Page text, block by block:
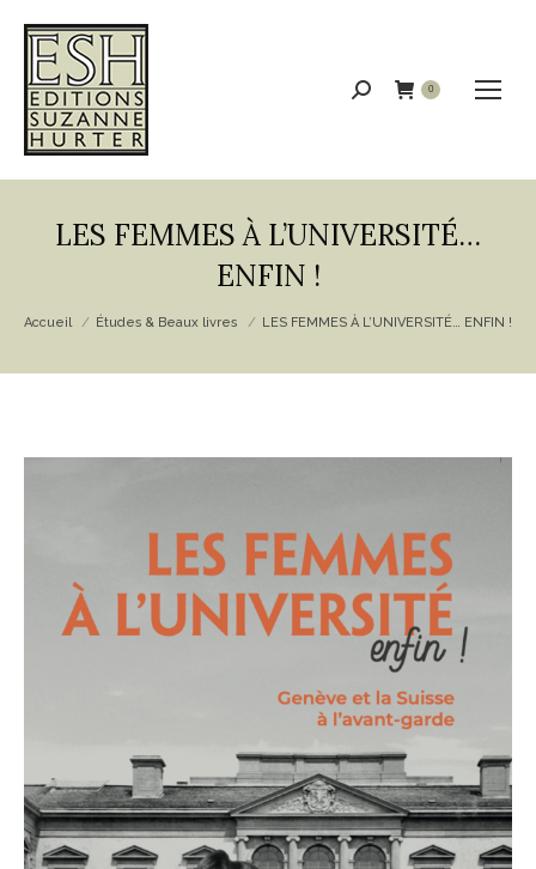
Recherche
0
LES FEMMES À L’UNIVERSITÉ…
ENFIN !
Vous êtes ici :
Accueil Études & Beaux livres LES FEMMES À L’UNIVERSITÉ… ENFIN !